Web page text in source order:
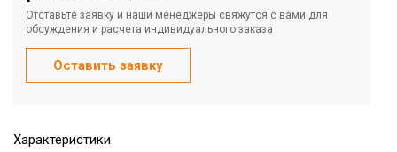
Отставьте заявку и наши менеджеры свяжутся с вами для
обсуждения и расчета индивидуального заказа
Оставить заявку
Характеристики